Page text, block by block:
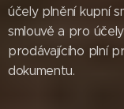
účely plnění kupní
smlouvě a pro
prodávajícího plní
dokumentu.